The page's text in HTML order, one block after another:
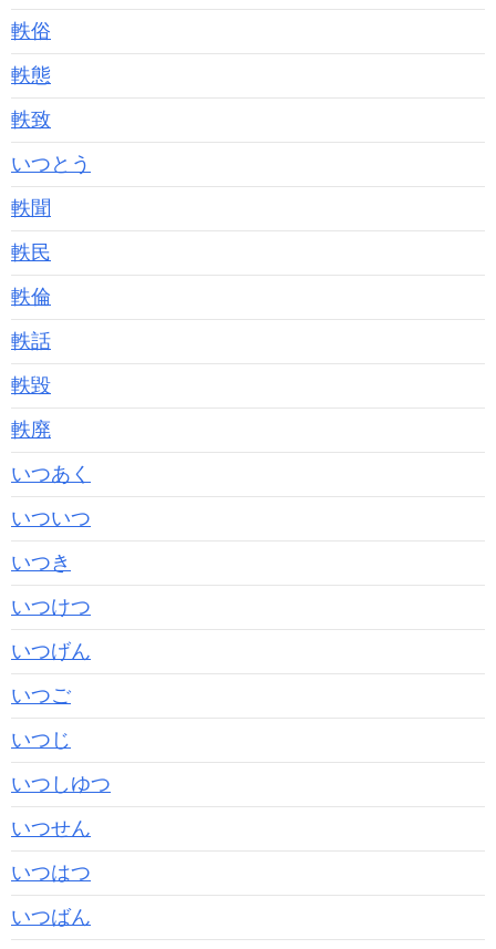
軼俗
軼態
軼致
いつとう
軼聞
軼民
軼倫
軼話
軼毀
軼廃
いつあく
いついつ
いつき
いつけつ
いつげん
いつご
いつじ
いつしゆつ
いつせん
いつはつ
いつばん